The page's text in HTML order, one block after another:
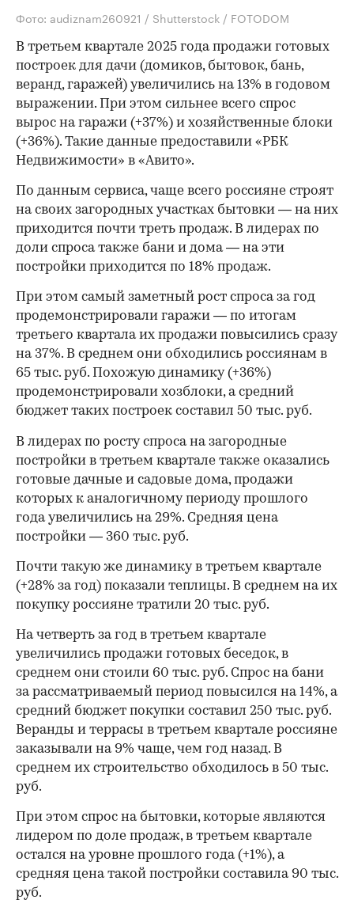
Фото: audiznam260921 / Shutterstock / FOTODOM
В третьем квартале 2025 года продажи готовых
построек для дачи (домиков, бытовок, бань,
веранд, гаражей) увеличились на 13% в годовом
выражении. При этом сильнее всего спрос
вырос на гаражи (+37%) и хозяйственные блоки
(+36%). Такие данные предоставили «РБК
Недвижимости» в «Авито».
По данным сервиса, чаще всего россияне строят
на своих загородных участках бытовки — на них
приходится почти треть продаж. В лидерах по
доли спроса также бани и дома — на эти
постройки приходится по 18% продаж.
При этом самый заметный рост спроса за год
продемонстрировали гаражи — по итогам
третьего квартала их продажи повысились сразу
на 37%. В среднем они обходились россиянам в
65 тыс. руб. Похожую динамику (+36%)
продемонстрировали хозблоки, а средний
бюджет таких построек составил 50 тыс. руб.
В лидерах по росту спроса на загородные
постройки в третьем квартале также оказались
готовые дачные и садовые дома, продажи
которых к аналогичному периоду прошлого
года увеличились на 29%. Средняя цена
постройки — 360 тыс. руб.
Почти такую же динамику в третьем квартале
(+28% за год) показали теплицы. В среднем на их
покупку россияне тратили 20 тыс. руб.
На четверть за год в третьем квартале
увеличились продажи готовых беседок, в
среднем они стоили 60 тыс. руб. Спрос на бани
за рассматриваемый период повысился на 14%, а
средний бюджет покупки составил 250 тыс. руб.
Веранды и террасы в третьем квартале россияне
заказывали на 9% чаще, чем год назад. В
среднем их строительство обходилось в 50 тыс.
руб.
При этом спрос на бытовки, которые являются
лидером по доле продаж, в третьем квартале
остался на уровне прошлого года (+1%), а
средняя цена такой постройки составила 90 тыс.
руб.